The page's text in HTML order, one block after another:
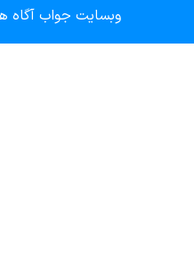
وبسایت جواب آگاه